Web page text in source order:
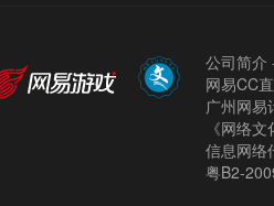
公司简介
网易CC
广州网
《网络
信息网络
粤B2-